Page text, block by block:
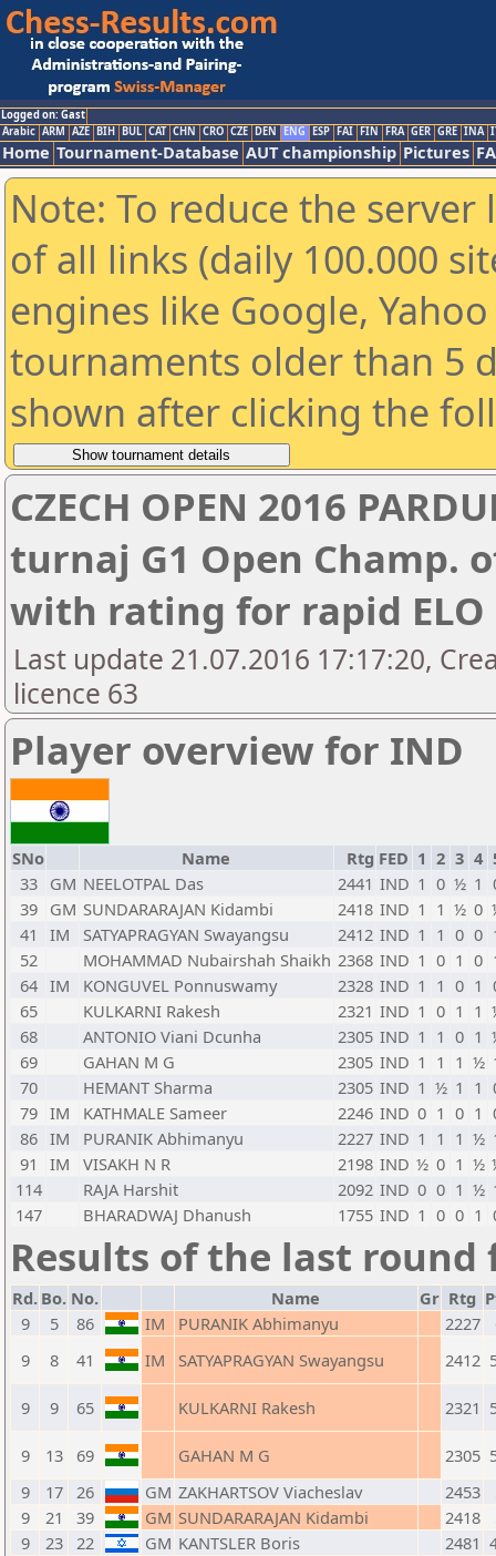
Logged on: Gast
Arabic ARM AZE BIH BUL CAT CHN CRO CZE DEN ENG ESP FAI FIN FRA GER GRE INA
Home Tournament-Database AUT championship Pictures
Note: To reduce the
of all links (daily 100.000
engines like Google,
tournaments older than 5
shown after clicking the
CZECH OPEN 2016
turnaj G1 Open Champ.
with rating for rapid ELO
Last update 21.07.2016 17:17:20,
licence 63
Player overview for IND
SNo Name Rtg FED 1 2 3 4
33 GM NEELOTPAL Das 2441 IND 1 0 ½ 1
39 GM SUNDARARAJAN Kidambi 2418 IND 1 1 ½ 0
41
IM SATYAPRAGYAN Swayangsu 2412 IND 1 1 0 0
52
MOHAMMAD Nubairshah Shaikh 2368 IND 1 0 1 0
64 IM KONGUVEL Ponnuswamy 2328 IND 1 1 0 1
65
KULKARNI Rakesh 2321 IND 1 0 1 1
68
ANTONIO Viani Dcunha 2305 IND 1 1 0 1
69
GAHAN M G 2305 IND 1 1 1 ½
70
HEMANT Sharma 2305 IND 1 ½ 1 1
79 IM KATHMALE Sameer 2246 IND 0 1 0 1
86 IM PURANIK Abhimanyu 2227 IND 1 1 1 ½
91
IM VISAKH N R 2198 IND ½ 0 1 ½
114
RAJA Harshit 2092 IND 0 0 1 ½
147
BHARADWAJ Dhanush 1755 IND 1 0 0 1
Results of the last round
Rd. Bo. No. Name Gr Rtg
9
5 86 IM PURANIK Abhimanyu 2227
9
8 41 IM SATYAPRAGYAN Swayangsu 2412
9 9 65 KULKARNI Rakesh 2321
9 13 69 GAHAN M G 2305
9
17 26 GM ZAKHARTSOV Viacheslav 2453
9
21 39 GM SUNDARARAJAN Kidambi 2418
9
23 22 GM KANTSLER Boris 2481